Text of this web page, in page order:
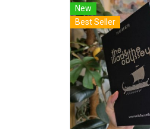
New
Best Seller